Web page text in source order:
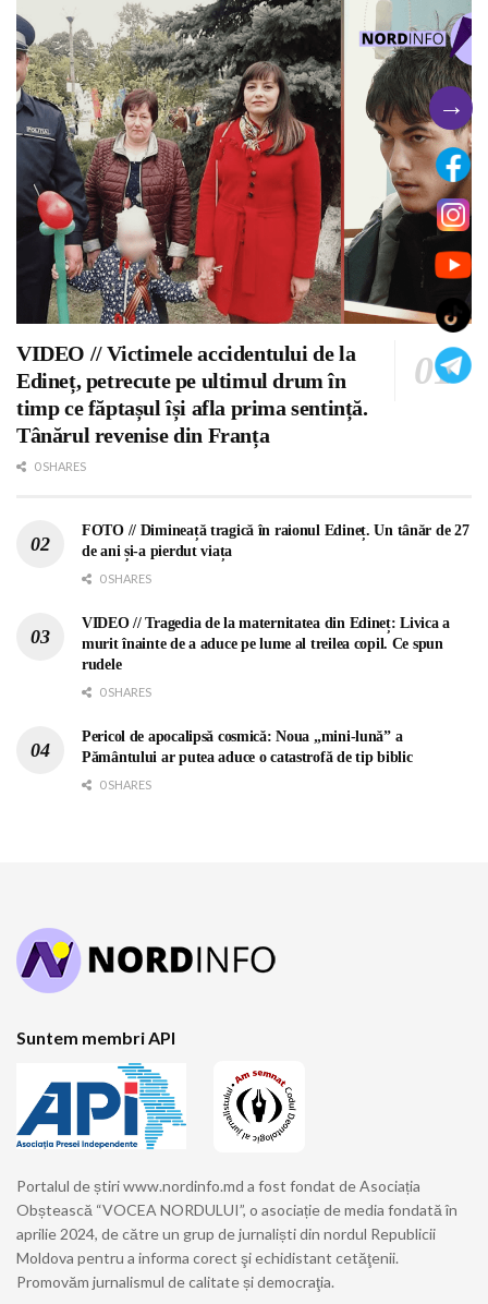
VIDEO // Victimele accidentului de la
Edineț, petrecute pe ultimul drum în
timp ce făptașul își afla prima sentință.
Tânărul revenise din Franța
0 SHARES
FOTO // Dimineață tragică în raionul Edineț. Un tânăr de 27
de ani și-a pierdut viața
0 SHARES
VIDEO // Tragedia de la maternitatea din Edineț: Livica a
murit înainte de a aduce pe lume al treilea copil. Ce spun
rudele
0 SHARES
Pericol de apocalipsă cosmică: Noua „mini-lună” a
Pământului ar putea aduce o catastrofă de tip biblic
0 SHARES
Suntem membri API
Portalul de știri www.nordinfo.md a fost fondat de Asociația
Obștească “VOCEA NORDULUI”, o asociație de media fondată în
aprilie 2024, de către un grup de jurnaliști din nordul Republicii
Moldova pentru a informa corect şi echidistant cetăţenii.
Promovăm jurnalismul de calitate și democraţia.
→